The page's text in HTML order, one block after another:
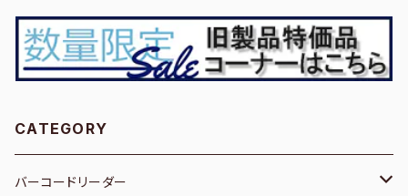
CATEGORY
バーコードリーダー